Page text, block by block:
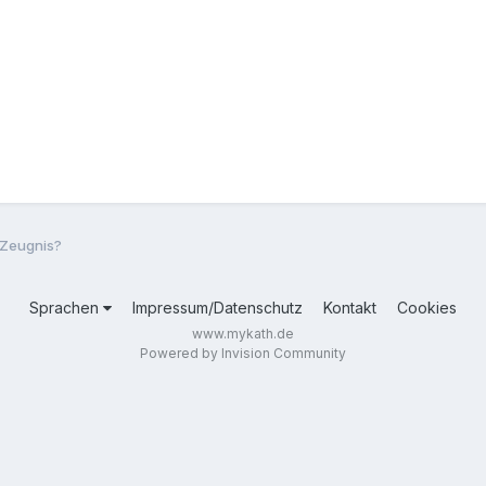
Sprachen Impressum/Datenschutz Kontakt Cookies
www.mykath.de
Powered by Invision Community